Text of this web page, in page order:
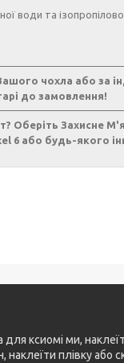
води та
чохла або за
до замовлення!
Оберіть Захисне
6 або будь-якого
ксиомі ми,
наклеїти плівку або